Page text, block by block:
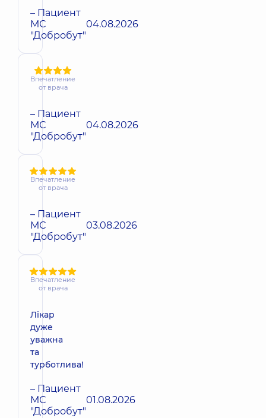
– Пациент
МС
"Добробут"
04.08.2026
Впечатление
от врача
– Пациент
МС
"Добробут"
04.08.2026
Впечатление
от врача
– Пациент
МС
"Добробут"
03.08.2026
Впечатление
от врача
Лікар
дуже
уважна
та
турботлива!
– Пациент
МС
"Добробут"
01.08.2026